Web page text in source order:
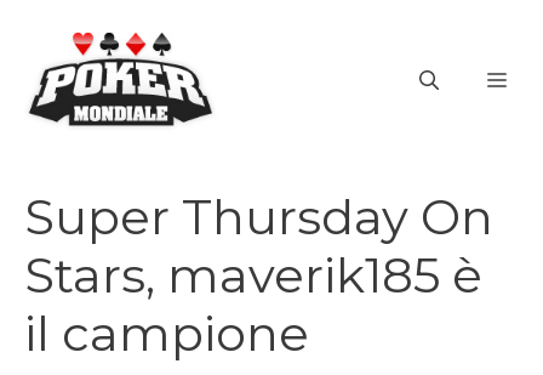
contenuto
Super Thursday On
Stars, maverik185 è
il campione